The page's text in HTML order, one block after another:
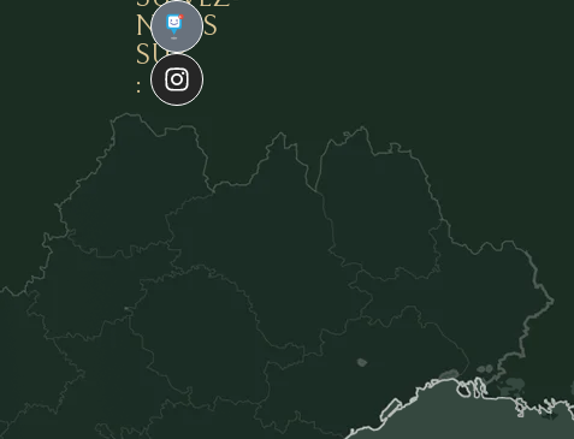
NOUS
SUR
:
1